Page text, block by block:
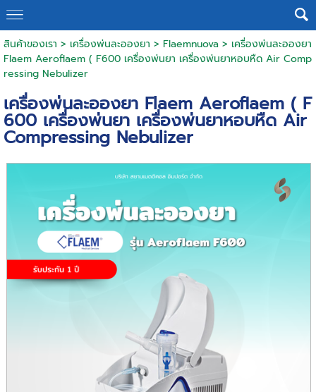
สินค้าของเรา > เครื่องพ่นละอองยา > Flaemnuova> เครื่องพ่นละอองยา
Flaem Aeroflaem ( F600 เครื่องพ่นยา เครื่องพ่นยาหอบหืด Air Comp
ressing Nebulizer
เครื่องพ่นละอองยา Flaem Aeroflaem ( F
600 เครื่องพ่นยา เครื่องพ่นยาหอบหืด Air
Compressing Nebulizer